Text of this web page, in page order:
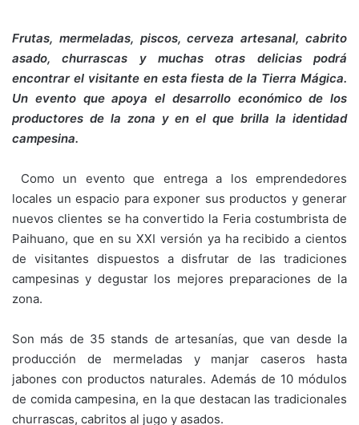
Frutas, mermeladas, piscos, cerveza artesanal, cabrito
asado, churrascas y muchas otras delicias podrá
encontrar el visitante en esta fiesta de la Tierra Mágica.
Un evento que apoya el desarrollo económico de los
productores de la zona y en el que brilla la identidad
campesina.
Como un evento que entrega a los emprendedores
locales un espacio para exponer sus productos y generar
nuevos clientes se ha convertido la Feria costumbrista de
Paihuano, que en su XXI versión ya ha recibido a cientos
de visitantes dispuestos a disfrutar de las tradiciones
campesinas y degustar los mejores preparaciones de la
zona.
Son más de 35 stands de artesanías, que van desde la
producción de mermeladas y manjar caseros hasta
jabones con productos naturales. Además de 10 módulos
de comida campesina, en la que destacan las tradicionales
churrascas, cabritos al jugo y asados.